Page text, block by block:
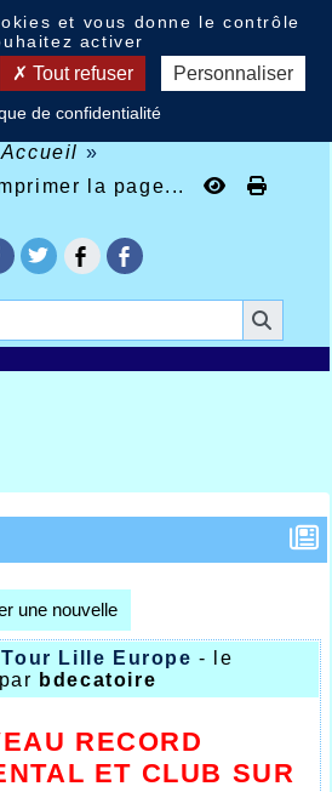
Accueil »
la page...
une nouvelle
Lille Europe - le
par bdecatoire
RECORD
ET CLUB SUR
et vous donne le contrôle
activer
Tout refuser Personnaliser
de confidentialité